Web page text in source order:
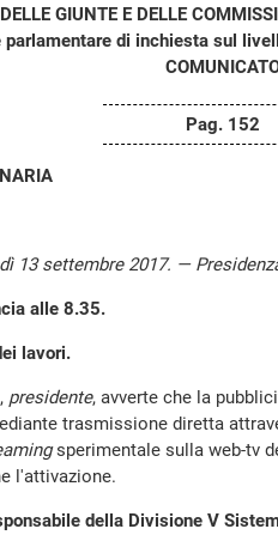
DELLE GIUNTE E DELLE
parlamentare di inchiesta sul
Pag. 152
13 settembre 2017. —
alle 8.35.
lavori.
, presidente, avverte che la
trasmissione diretta
sperimentale sulla web-tv
l'attivazione.
della Divisione V